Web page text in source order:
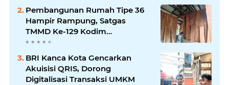
Pembangunan Rumah Tipe 36
Hampir Rampung, Satgas
TMMD Ke-129 Kodim
1807/Sorong Selatan Wujudkan
Hunian Layak bagi Warga
BRI Kanca Kota Gencarkan
Akuisisi QRIS, Dorong
Digitalisasi Transaksi UMKM